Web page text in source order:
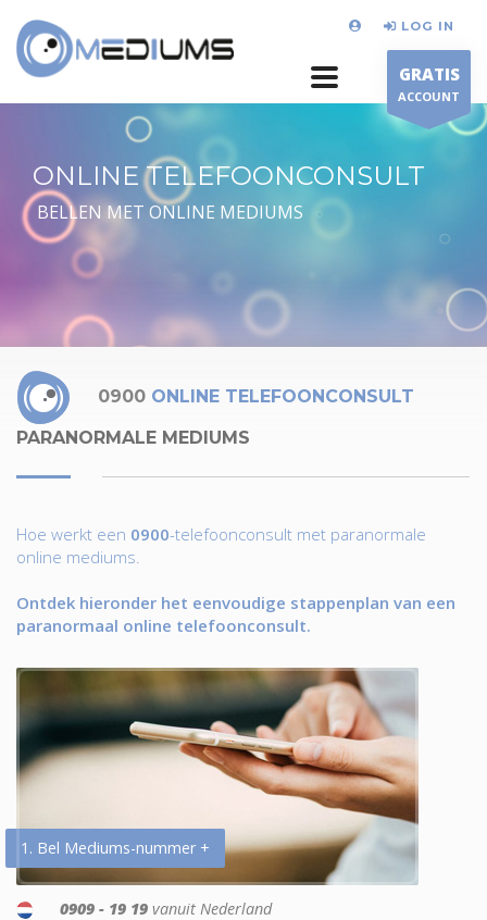
LOG IN
GRATIS
ACCOUNT
ONLINE TELEFOONCONSULT
BELLEN MET ONLINE MEDIUMS
0900 ONLINE TELEFOONCONSULT
PARANORMALE MEDIUMS
Hoe werkt een 0900-telefoonconsult met paranormale
online mediums.
Ontdek hieronder het eenvoudige stappenplan van een
paranormaal online telefoonconsult.
1. Bel Mediums-nummer +
0909 - 19 19 vanuit Nederland